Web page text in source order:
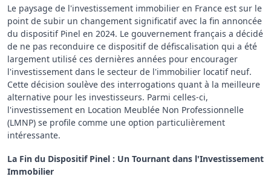
Le paysage de l'investissement immobilier en France est sur le
point de subir un changement significatif avec la fin annoncée
du dispositif Pinel en 2024. Le gouvernement français a décidé
de ne pas reconduire ce dispositif de défiscalisation qui a été
largement utilisé ces dernières années pour encourager
l'investissement dans le secteur de l'immobilier locatif neuf.
Cette décision soulève des interrogations quant à la meilleure
alternative pour les investisseurs. Parmi celles-ci,
l'investissement en Location Meublée Non Professionnelle
(LMNP) se profile comme une option particulièrement
intéressante.
La Fin du Dispositif Pinel : Un Tournant dans l'Investissement
Immobilier